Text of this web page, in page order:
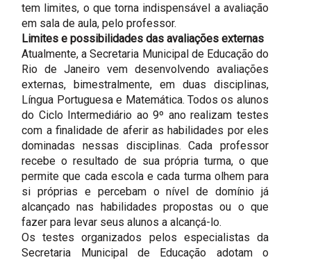
tem limites, o que torna indispensável a avaliação
em sala de aula, pelo professor.
Limites e possibilidades das avaliações externas
Atualmente, a Secretaria Municipal de Educação do
Rio de Janeiro vem desenvolvendo avaliações
externas, bimestralmente, em duas disciplinas,
Língua Portuguesa e Matemática. Todos os alunos
do Ciclo Intermediário ao 9º ano realizam testes
com a finalidade de aferir as habilidades por eles
dominadas nessas disciplinas. Cada professor
recebe o resultado de sua própria turma, o que
permite que cada escola e cada turma olhem para
si próprias e percebam o nível de domínio já
alcançado nas habilidades propostas ou o que
fazer para levar seus alunos a alcançá-lo.
Os testes organizados pelos especialistas da
Secretaria Municipal de Educação adotam o